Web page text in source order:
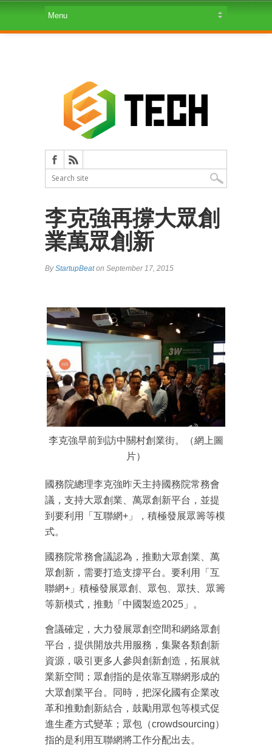
李克強再撐大眾創
業萬眾創新
ByStartupBeaton September 17, 2015
李克強早前到訪中關村創業街。（網上圖
片）
國務院總理李克強昨天主持國務院常務會
議，支持大眾創業、萬眾創新平台，並提
到要利用「互聯網+」，積極發展眾籌等模
式。
國務院常務會議認為，推動大眾創業、萬
眾創新，需要打造支撐平台。要利用「互
聯網+」積極發展眾創、眾包、眾扶、眾籌
等新模式，推動「中國製造2025」。
會議確定，大力發展眾創空間和網絡眾創
平台，提供開放共用服務，集聚各類創新
資源，吸引更多人參與創新創造，拓展就
業新空間；眾創指的是依靠互聯網形成的
大眾創業平台。同時，把深化國有企業改
革和推動創新結合，鼓勵用眾包等模式促
進生產方式變革；眾包（crowdsourcing）
指的是利用互聯網將工作分配出去。